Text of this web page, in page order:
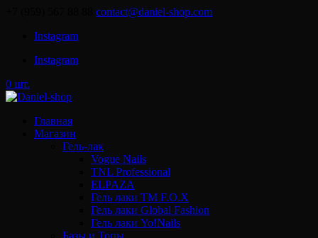
contact@daniel-shop.com
Instagram
Instagram
0 шт.
Главная
Магазин
Гель-лак
Vogue Nails
TNL Professional
ELPAZA
Гель лаки ТМ F.O.X
Гель лаки Global Fashion
Гель лаки Yo!Nails
Базы и Топы